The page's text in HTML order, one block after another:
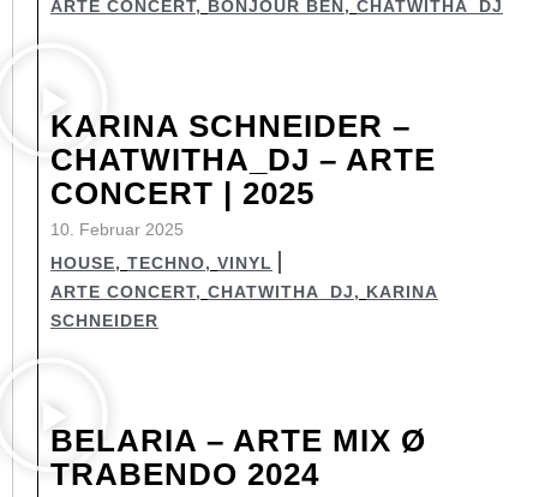
ARTE CONCERT, BONJOUR BEN, CHATWITHA_DJ
KARINA SCHNEIDER –
CHATWITHA_DJ – ARTE
CONCERT | 2025
10. Februar 2025
HOUSE, TECHNO, VINYL
ARTE CONCERT, CHATWITHA_DJ, KARINA
SCHNEIDER
BELARIA – ARTE MIX Ø
TRABENDO 2024